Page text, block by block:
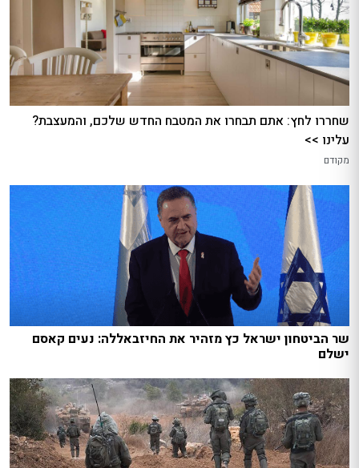
שחררו לחץ: אתם תבחרו את המטבח החדש שלכם, והמעצבת?
עלינו >>
מקודם
שר הביטחון ישראל כץ מזהיר את החיזבאללה: נעים קאסם
ישלם